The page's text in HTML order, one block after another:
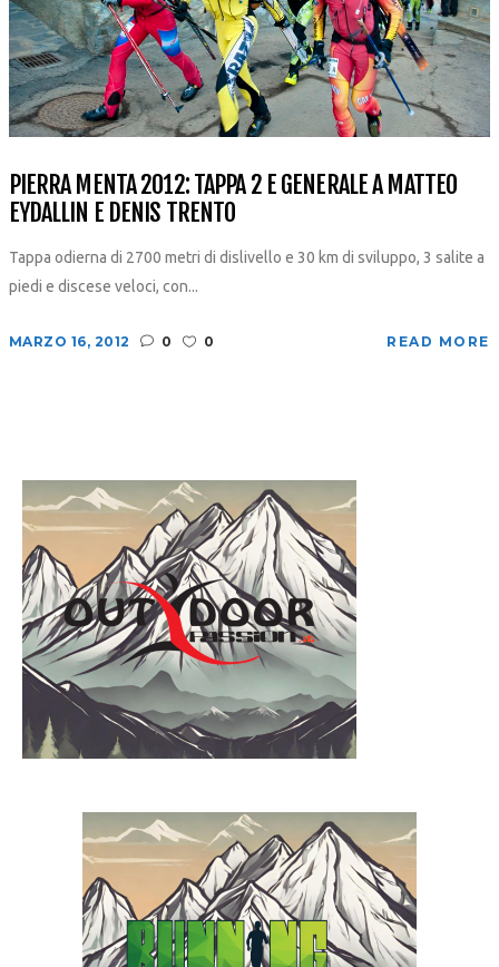
PIERRA MENTA 2012: TAPPA 2 E GENERALE A MATTEO
EYDALLIN E DENIS TRENTO
Tappa odierna di 2700 metri di dislivello e 30 km di sviluppo, 3 salite a
piedi e discese veloci, con...
MARZO 16, 2012 0 0 READ MORE